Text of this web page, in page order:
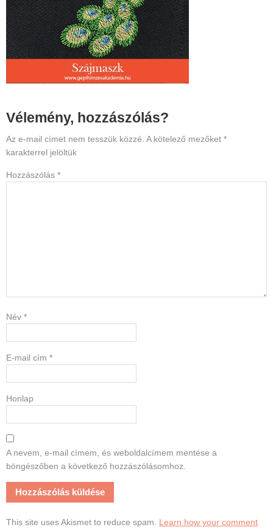
Reader
Interactions
Vélemény, hozzászólás?
Az e-mail címet nem tesszük közzé. A kötelező mezőket *
karakterrel jelöltük
Hozzászólás *
Név *
E-mail cím *
Honlap
A nevem, e-mail címem, és weboldalcímem mentése a
böngészőben a következő hozzászólásomhoz.
This site uses Akismet to reduce spam. Learn how your comment